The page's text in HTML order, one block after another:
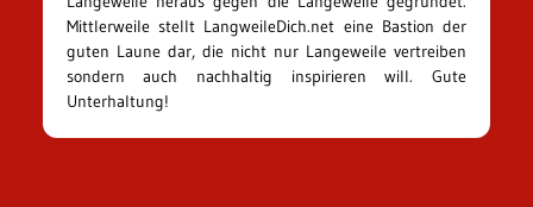
Mittlerweile stellt LangweileDich.net eine Bastion der
guten Laune dar, die nicht nur Langeweile vertreiben
sondern auch nachhaltig inspirieren will. Gute
Unterhaltung!